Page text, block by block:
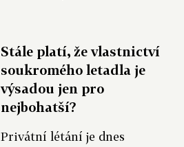
Stále platí, že vlastnictví
soukromého letadla je
výsadou jen pro
nejbohatší?
Privátní létání je dnes